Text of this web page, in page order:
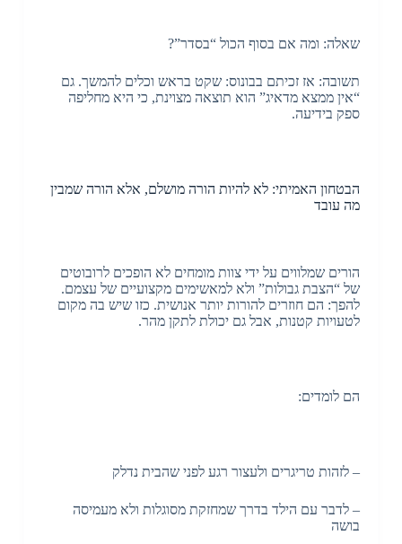
שאלה: ומה אם בסוף הכול “בסדר”?
תשובה: אז זכיתם בבונוס: שקט בראש וכלים להמשך. גם
“אין ממצא מדאיג” הוא תוצאה מצוינת, כי היא מחליפה
ספק בידיעה.
הבטחון האמיתי: לא להיות הורה מושלם, אלא הורה שמבין
מה עובד
הורים שמלווים על ידי צוות מומחים לא הופכים לרובוטים
של “הצבת גבולות” ולא למאשימים מקצועיים של עצמם.
להפך: הם חוזרים להורות יותר אנושית. כזו שיש בה מקום
לטעויות קטנות, אבל גם יכולת לתקן מהר.
הם לומדים:
– לזהות טריגרים ולעצור רגע לפני שהבית נדלק
– לדבר עם הילד בדרך שמחזקת מסוגלות ולא מעמיסה
בושה